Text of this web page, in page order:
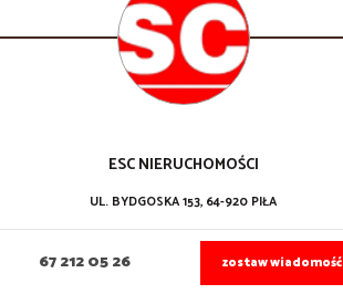
ESC NIERUCHOMOŚCI
UL. BYDGOSKA 153, 64-920 PIŁA
67 212 05 26 zostaw wiadomość